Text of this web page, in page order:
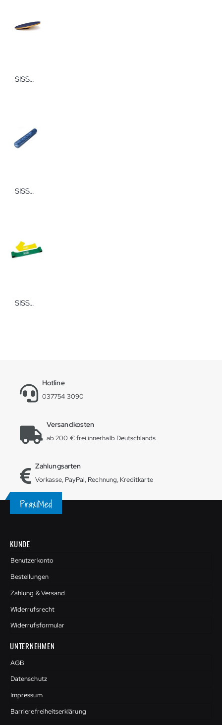
SISSEL Balance Board Pro
SISSEL Pilates Roller Pro SOFT
SISSEL Exercise Loop 2er Set
Hotline
037754 3090
Versandkosten
ab 200 € frei innerhalb Deutschlands
Zahlungsarten
Vorkasse, PayPal, Rechnung, Kreditkarte
KUNDE
Benutzerkonto
Bestellungen
Zahlung & Versand
Widerrufsrecht
Widerrufsformular
UNTERNEHMEN
AGB
Datenschutz
Impressum
Barrierefreiheitserklärung